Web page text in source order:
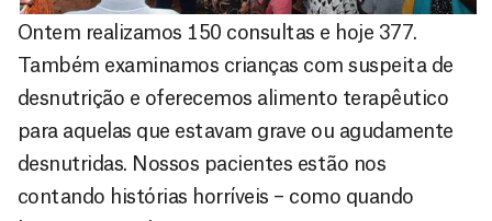
Ontem realizamos 150 consultas e hoje 377.
Também examinamos crianças com suspeita de
desnutrição e oferecemos alimento terapêutico
para aquelas que estavam grave ou agudamente
desnutridas. Nossos pacientes estão nos
contando histórias horríveis – como quando